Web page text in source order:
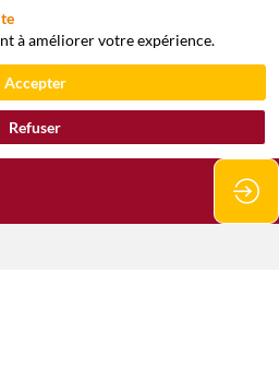
à améliorer votre expérience.
Accepter
Refuser